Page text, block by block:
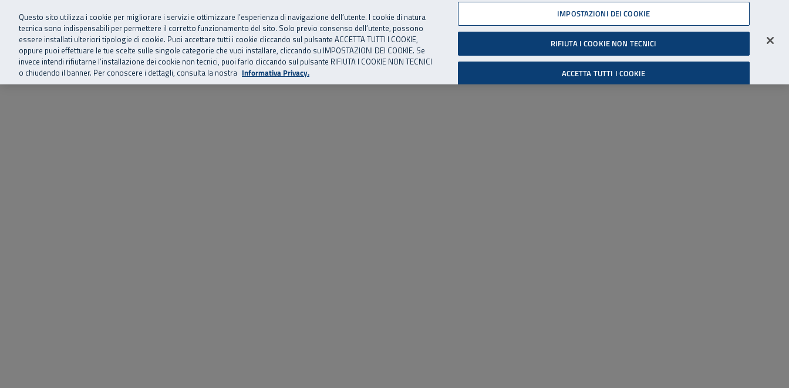
Vai al menu principale
Vai al contenuto principale
Vai al Footer 06 45539607
SuperAbile - il Contact Center Inail per il mondo della disabilità
Home Chi siamo Storie, news ed eventi Risorse utili Supporto Accessibilità
Cerca
Accedi all'area riservata
Questo sito utilizza i cookie per migliorare i servizi e ottimizzare l’esperienza di navigazione dell’utente. I cookie di natura
tecnica sono indispensabili per permettere il corretto funzionamento del sito. Solo previo consenso dell’utente, possono
essere installati ulteriori tipologie di cookie. Puoi accettare tutti i cookie cliccando sul pulsante ACCETTA TUTTI I COOKIE,
oppure puoi effettuare le tue scelte sulle singole categorie che vuoi installare, cliccando su IMPOSTAZIONI DEI COOKIE. Se
invece intendi rifiutarne l’installazione dei cookie non tecnici, puoi farlo cliccando sul pulsante RIFIUTA I COOKIE NON TECNICI
o chiudendo il banner. Per conoscere i dettagli, consulta la nostra Informativa Privacy.
IMPOSTAZIONI DEI COOKIE
RIFIUTA I COOKIE NON TECNICI
ACCETTA TUTTI I COOKIE